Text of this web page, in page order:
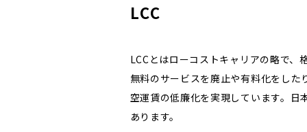
LCC
LCCとはローコストキャリアの略で
無料のサービスを廃止や有料化をし
空運賃の低廉化を実現しています。
あります。